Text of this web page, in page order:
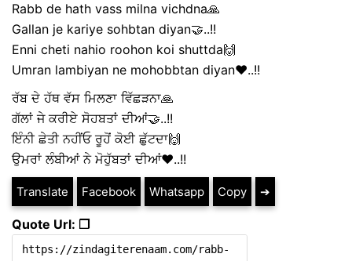
Rabb de hath vass milna vichdna🙏
Gallan je kariye sohbtan diyan🤝..!!
Enni cheti nahio roohon koi shuttda🙌
Umran lambiyan ne mohobbtan diyan❤️..!!
ਰੱਬ ਦੇ ਹੱਥ ਵੱਸ ਮਿਲਣਾ ਵਿੱਛੜਨਾ🙏
ਗੱਲਾਂ ਜੇ ਕਰੀਏ ਸੋਹਬਤਾਂ ਦੀਆਂ🤝..!!
ਇੰਨੀ ਛੇਤੀ ਨਹੀਂਓ ਰੂਹੋਂ ਕੋਈ ਛੁੱਟਦਾ🙌
ਉਮਰਾਂ ਲੰਬੀਆਂ ਨੇ ਮੋਹੁੱਬਤਾਂ ਦੀਆਂ❤️..!!
Translate Facebook Whatsapp Copy ➔
Quote Url: ❐